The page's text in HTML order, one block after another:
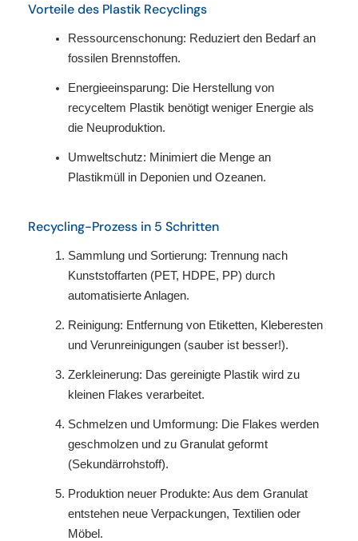
Vorteile des Plastik Recyclings
Ressourcenschonung: Reduziert den Bedarf an
fossilen Brennstoffen.
Energieeinsparung: Die Herstellung von
recyceltem Plastik benötigt weniger Energie als
die Neuproduktion.
Umweltschutz: Minimiert die Menge an
Plastikmüll in Deponien und Ozeanen.
Recycling-Prozess in 5 Schritten
Sammlung und Sortierung: Trennung nach
Kunststoffarten (PET, HDPE, PP) durch
automatisierte Anlagen.
Reinigung: Entfernung von Etiketten, Kleberesten
und Verunreinigungen (sauber ist besser!).
Zerkleinerung: Das gereinigte Plastik wird zu
kleinen Flakes verarbeitet.
Schmelzen und Umformung: Die Flakes werden
geschmolzen und zu Granulat geformt
(Sekundärrohstoff).
Produktion neuer Produkte: Aus dem Granulat
entstehen neue Verpackungen, Textilien oder
Möbel.